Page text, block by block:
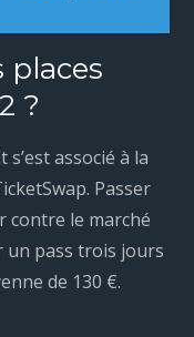
places
?
associé à la
Passer
contre le marché
un pass trois jours
de 130 €.